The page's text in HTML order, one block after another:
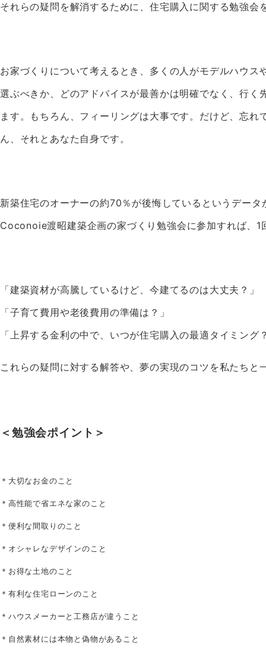
それらの疑問を解消するために、住宅購入に関する勉強会
お家づくりについて考えるとき、多くの人がモデルハウ
選ぶべきか、どのアドバイスが最善かは明確でなく、行
ます。もちろん、フィーリングは大事です。だけど、忘
ん、それとあなた自身です。
新築住宅のオーナーの約70％が後悔しているというデー
Coconoie渡昭建築企画の家づくり勉強会に参加すれば、1
「建築資材が高騰しているけど、今建てるのは大丈夫？」
「子育て費用や老後費用の準備は？」
「上昇する金利の中で、いつが住宅購入の最適タイミング
これらの疑問に対する解答や、夢の実現のコツを私たちと
＜勉強会ポイント＞
＊大切なお金のこと
＊高性能で省エネな家のこと
＊便利な間取りのこと
＊オシャレなデザインのこと
＊お得な土地のこと
＊有利な住宅ローンのこと
＊ハウスメーカーと工務店が違うこと
＊自然素材には本物と偽物があること